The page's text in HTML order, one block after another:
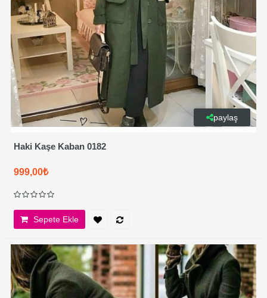
paylaş
Haki Kaşe Kaban 0182
999,00₺
Sepete Ekle